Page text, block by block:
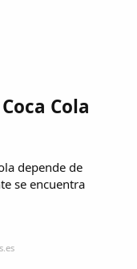
Cola
depende de
se encuentra